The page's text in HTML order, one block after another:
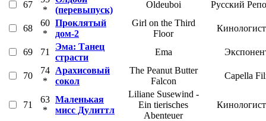
67
*
(перевыпуск)
Oldeuboi Русский
68
60
*
Проклятый
дом-2
Girl on the Third
Floor
69 71
Эма: Танец
страсти
Ema
70
74
*
Арахисовый
сокол
The Peanut Butter
Falcon
Capella
71
63
*
Маленькая
мисс Дулиттл
Liliane Susewind -
Ein tierisches
Abenteuer